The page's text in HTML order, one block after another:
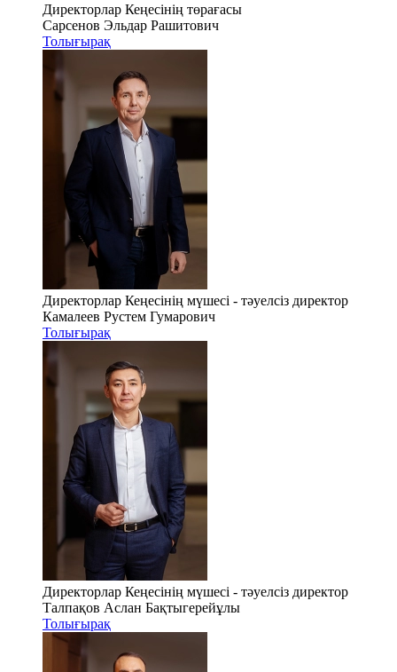
Директорлар Кеңесінің төрағасы
Сарсенов Эльдар Рашитович
Толығырақ
Директорлар Кеңесінің мүшесі - тәуелсіз директор
Камалеев Рустем Гумарович
Толығырақ
Директорлар Кеңесінің мүшесі - тәуелсіз директор
Талпақов Аслан Бақтыгерейұлы
Толығырақ